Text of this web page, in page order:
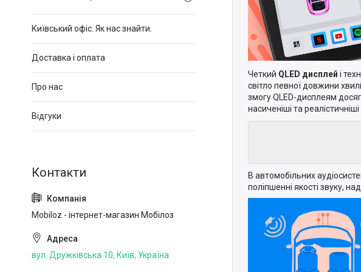
Четкий QLED дисплей і
світло певної довжини
змогу QLED-дисплеям
насиченіші та
В автомобільних
поліпшенні якості звуку,
Київський офіс. Як нас знайти.
Доставка і оплата
Про нас
Відгуки
Mobiloz - інтернет-магазин Мобілоз
вул. Дружківська 10, Київ, Україна